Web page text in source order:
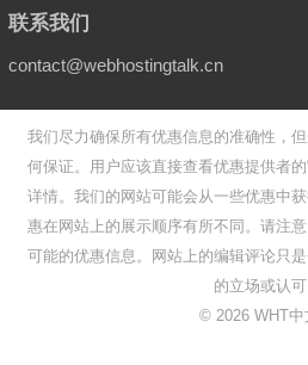
联系我们
contact@webhostingtalk.cn
我们尽力确保所有优惠信息的准确性，
何保证。用户应该直接查看优惠提供者
详情。我们的网站可能会从一些优惠中
惠在网站上的展示顺序有所不同。请注
可能的优惠信息。网站上的编辑评论只
的立场或认可
© 2026 WHT中